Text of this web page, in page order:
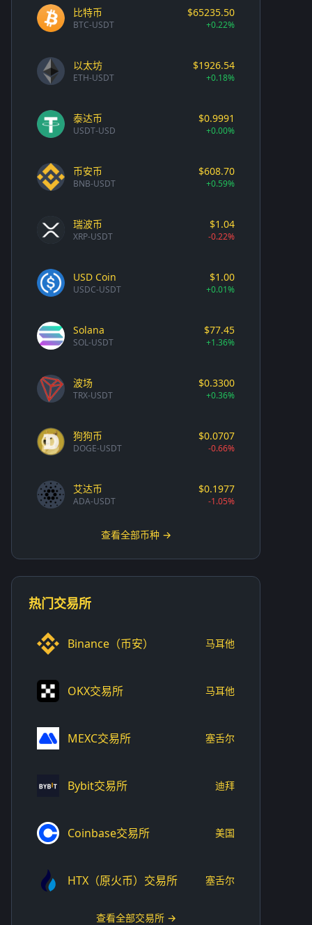
比特币
BTC-USDT
$65235.50
+0.22%
以太坊
ETH-USDT
$1926.54
+0.18%
泰达币
USDT-USD
$0.9991
+0.00%
币安币
BNB-USDT
$608.70
+0.59%
瑞波币
XRP-USDT
$1.04
-0.22%
USD Coin
USDC-USDT
$1.00
+0.01%
Solana
SOL-USDT
$77.45
+1.36%
波场
TRX-USDT
$0.3300
+0.36%
狗狗币
DOGE-USDT
$0.0707
-0.66%
艾达币
ADA-USDT
$0.1977
-1.05%
查看全部币种 →
热门交易所
Binance（币安） 马耳他
OKX交易所 马耳他
MEXC交易所 塞舌尔
Bybit交易所 迪拜
Coinbase交易所 美国
HTX（原火币）交易所 塞舌尔
查看全部交易所 →